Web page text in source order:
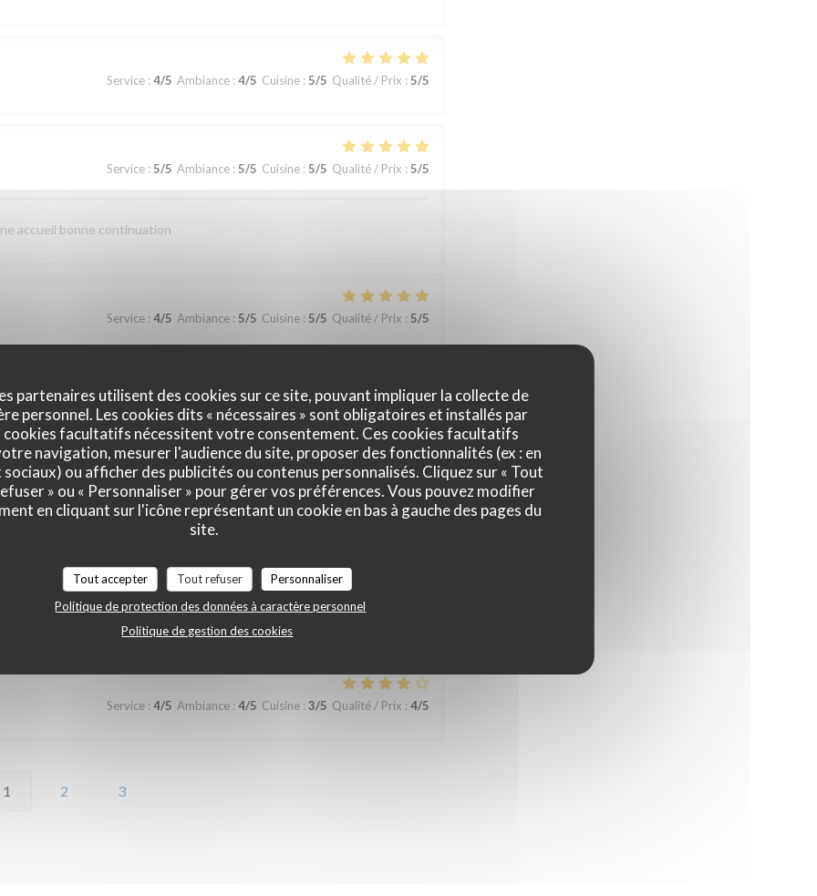
partenaires utilisent des cookies sur ce site, pouvant impliquer la collecte de
personnel. Les cookies dits « nécessaires » sont obligatoires et installés par
facultatifs nécessitent votre consentement. Ces cookies facultatifs
navigation, mesurer l'audience du site, proposer des fonctionnalités (ex : en
sociaux) ou afficher des publicités ou contenus personnalisés. Cliquez sur « Tout
» ou « Personnaliser » pour gérer vos préférences. Vous pouvez modifier
en cliquant sur l'icône représentant un cookie en bas à gauche des pages du
site.
Tout accepter Tout refuser
Personnaliser
Politique de protection des données à caractère personnel
Politique de gestion des cookies
Service: 4/5 Ambiance: 4/5 Cuisine: 5/5 Qualité / Prix : 5/5
Service: 5/5 Ambiance: 5/5 Cuisine: 5/5 Qualité / Prix : 5/5
accueil bonne continuation
Service: 4/5 Ambiance: 5/5 Cuisine: 5/5 Qualité / Prix : 5/5
du terroir. Nous reviendrons
Service: 4/5 Ambiance: 4/5 Cuisine: 5/5 Qualité / Prix:4 /5
Service:5/5 Ambiance:5/5 Cuisine:5/5 Qualité / Prix
Service: 4/5 Ambiance: 4/5 Cuisine: 3/5 Qualité / Prix : 4/5
1 2 3